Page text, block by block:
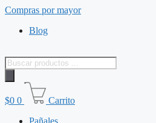
Saltar
contenido
Compras por mayor
Blog
Búsqueda
de
productos
$0 0
Carrito
Pañales